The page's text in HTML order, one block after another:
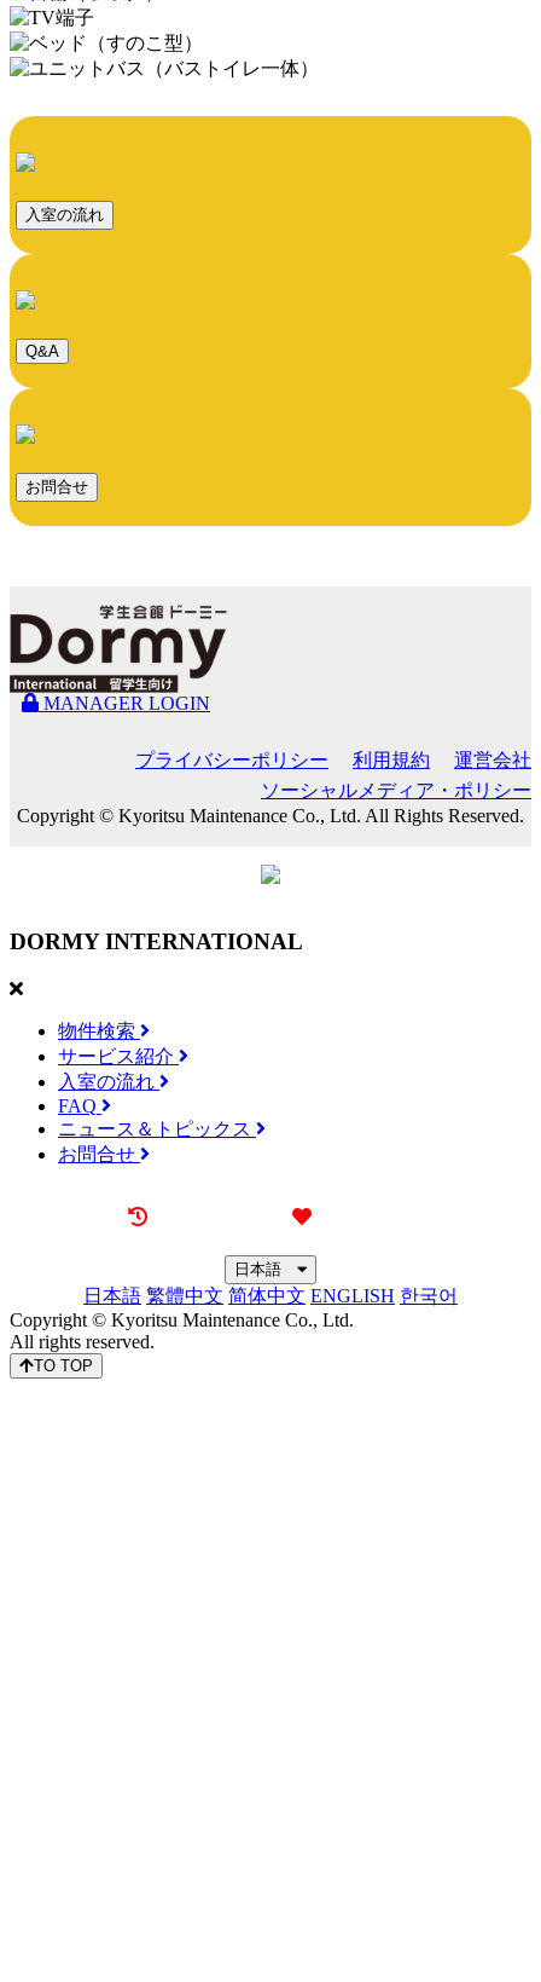
入室の流れ
Q&A
お問合せ
MANAGER LOGIN
プライバシーポリシー 利用規約
運営会社
ソーシャルメディア・ポリシー
Copyright © Kyoritsu Maintenance Co., Ltd. All Rights Reserved.
DORMY INTERNATIONAL
物件検索
サービス紹介
入室の流れ
FAQ
ニュース＆トピックス
お問合せ
日本語
日本語 繁體中文 简体中文 ENGLISH 한국어
Copyright © Kyoritsu Maintenance Co., Ltd.
All rights reserved.
TO TOP